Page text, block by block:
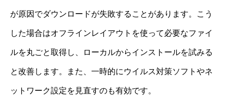
が原因でダウンロードが失敗することがあります。こう
した場合はオフラインレイアウトを使って必要なファイ
ルを丸ごと取得し、ローカルからインストールを試みる
と改善します。また、一時的にウイルス対策ソフトやネ
ットワーク設定を見直すのも有効です。